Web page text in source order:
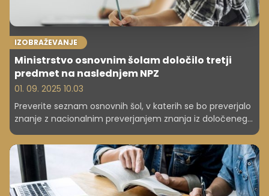
IZOBRAŽEVANJE
Ministrstvo osnovnim šolam določilo tretji
predmet na naslednjem NPZ
01. 09. 2025 10.03
Preverite seznam osnovnih šol, v katerih se bo preverjalo
znanje z nacionalnim preverjanjem znanja iz določenega